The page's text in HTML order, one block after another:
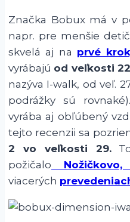
Značka Bobux má v
napr. pre menšie
skvelá aj na prvé
vyrábajú od veľkosti
nazýva I-walk, od veľ.
podrážky sú
vyrába aj obľúbený
tejto recenzii sa
2 vo veľkosti 29.
požičalo Nožičkovo,
viacerých